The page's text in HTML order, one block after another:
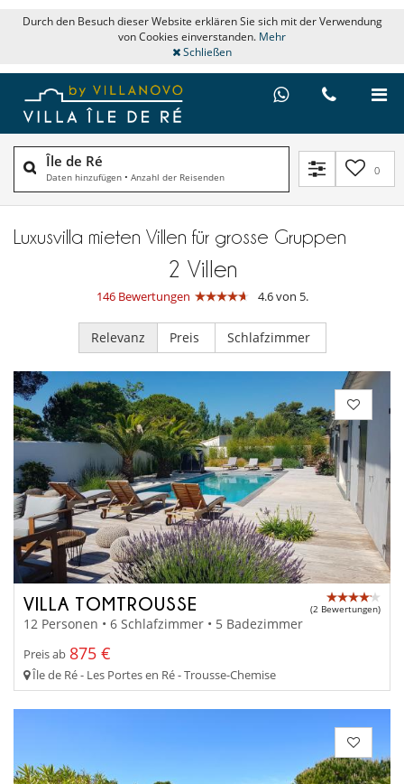
Durch den Besuch dieser Website erklären Sie sich mit der Verwendung
von Cookies einverstanden. Mehr
Schließen
Île de Ré
Daten hinzufügen • Anzahl der Reisenden 0
Luxusvilla mieten Villen für grosse Gruppen
2 Villen
146 Bewertungen 4.6 von 5.
Relevanz Preis Schlafzimmer
VILLA TOMTROUSSE (2 Bewertungen)
12 Personen • 6 Schlafzimmer • 5 Badezimmer
Preis ab 875 €
Île de Ré - Les Portes en Ré - Trousse-Chemise